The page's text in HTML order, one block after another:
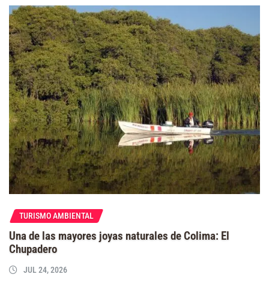
TURISMO AMBIENTAL
Una de las mayores joyas naturales de Colima: El
Chupadero
JUL 24, 2026